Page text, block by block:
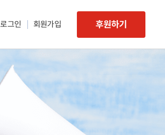
로그인 회원가입 후원하기